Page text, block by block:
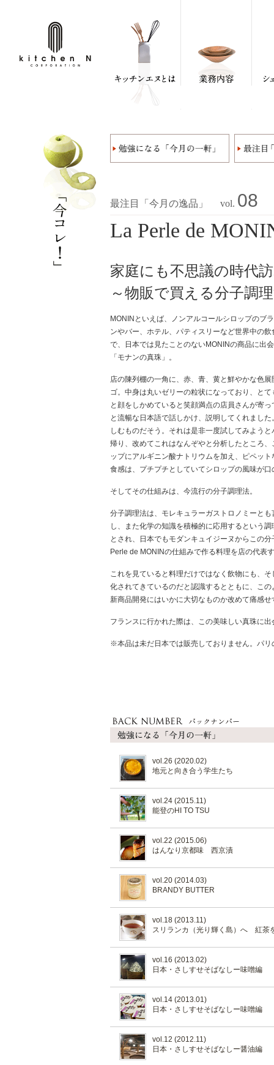
最注目「今月の逸品」 vol. 08
La Perle de
家庭にも不思議の時代
～物販で買える分子調
MONINといえば、ノンアルコールシロップのブ
ンやバー、ホテル、パティスリーなど世界中の
で、日本では見たことのないMONINの商品に出
「モナンの真珠」。
店の陳列棚の一角に、赤、青、黄と鮮やかな色
ゴ。中身は丸いゼリーの粒状になっており、と
と顔をしかめていると笑顔満点の店員さんが寄
と流暢な日本語で話しかけ、説明してくれまし
しむものだそう。それは是非一度試してみよう
帰り、改めてこれはなんぞやと分析したところ
ップにアルギニン酸ナトリウムを加え、ピペッ
食感は、プチプチとしていてシロップの風味が
そしてその仕組みは、今流行の分子調理法。
分子調理法は、モレキュラーガストロノミーと
し、また化学の知識を積極的に応用するという
とされ、日本でもモダンキュイジーヌからこの
Perle de MONINの仕組みで作る料理を店の代表
これを見ていると料理だけではなく飲物にも、
化されてきているのだと認識するとともに、こ
新商品開発にはいかに大切なものか改めて痛感
フランスに行かれた際は、この美味しい真珠に
※本品は未だ日本では販売しておりません。パ
vol.26 (2020.02)
地元と向き合う学生たち
vol.24 (2015.11)
能登のHI TO TSU
vol.22 (2015.06)
はんなり京都味 西京漬
vol.20 (2014.03)
BRANDY BUTTER
vol.18 (2013.11)
スリランカ（光り輝く島）へ 紅茶
vol.16 (2013.02)
日本・さしすせそばなしー味噌編
vol.14 (2013.01)
日本・さしすせそばなしー味噌編
vol.12 (2012.11)
日本・さしすせそばなしー醤油編